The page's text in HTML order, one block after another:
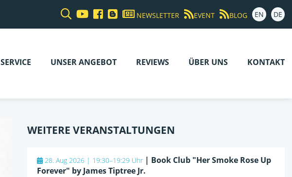
NEWSLETTER EVENT BLOG EN DE
SERVICE UNSER ANGEBOT REVIEWS ÜBER UNS KONTAKT
WEITERE VERANSTALTUNGEN
28. Aug 2026 | 19:30–19:29 Uhr | Book Club "Her Smoke Rose Up
Forever" by James Tiptree Jr.